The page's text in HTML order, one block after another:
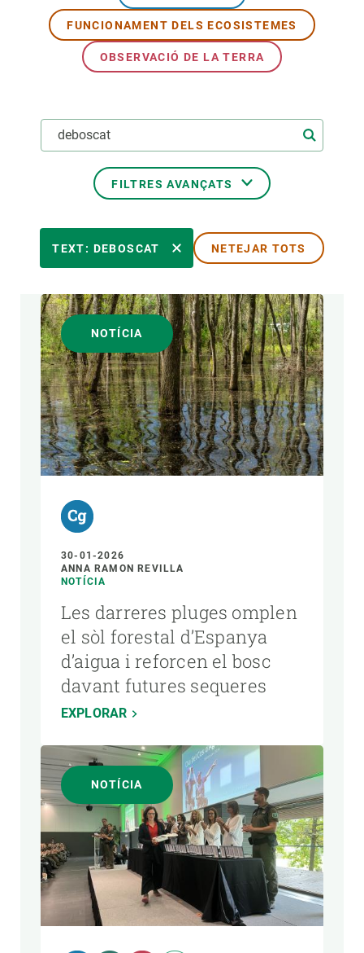
FUNCIONAMENT DELS ECOSISTEMES
OBSERVACIÓ DE LA TERRA
FILTRES AVANÇATS
TEMES TRANSVERSALS
FORMAT
AUTOR
TEXT: DEBOSCAT NETEJAR TOTS
NOTÍCIA
30-01-2026
ANNA RAMON REVILLA
NOTÍCIA
Les darreres pluges omplen
el sòl forestal d’Espanya
d’aigua i reforcen el bosc
davant futures sequeres
EXPLORAR
NOTÍCIA
PARTICIPA
NOTÍCIES I AGENDA